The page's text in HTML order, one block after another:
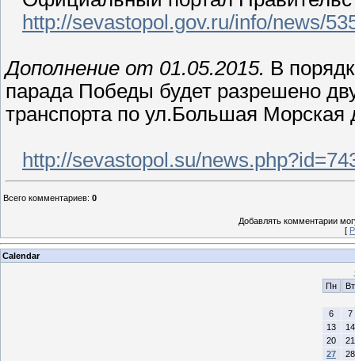
http://sevastopol.gov.ru/info/news/
Дополнение от 01.05.2015. В
парада Победы будет разрешено
транспорта по ул.Большая
http://sevastopol.su/
Всего комментариев: 0
Добавлять комментарии
[
Calendar
Пн
Вт
6
7
13
14
20
21
27
28